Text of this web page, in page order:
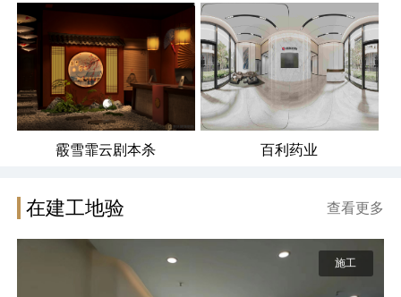
霰雪霏云剧本杀 百利药业
在建工地验 查看更多
施工